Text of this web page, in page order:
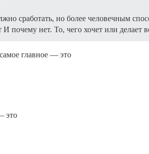
сработать, но более человечным
И почему нет. То, чего хочет или делает
главное — это
это